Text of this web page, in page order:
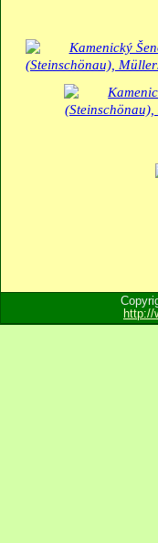
http://